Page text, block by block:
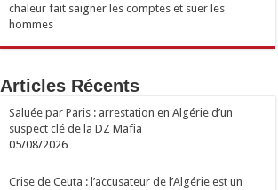
chaleur fait saigner les comptes et suer les
hommes
Articles Récents
Saluée par Paris : arrestation en Algérie d’un
suspect clé de la DZ Mafia
05/08/2026
Crise de Ceuta : l’accusateur de l’Algérie est un